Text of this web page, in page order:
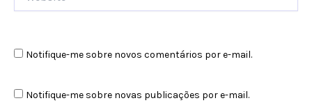
Notifique-me sobre novos comentários por e-mail.
Notifique-me sobre novas publicações por e-mail.